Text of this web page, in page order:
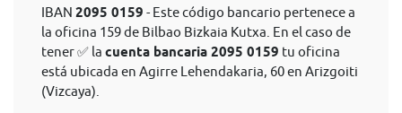
IBAN 2095 0159 - Este código bancario pertenece a
la oficina 159 de Bilbao Bizkaia Kutxa. En el caso de
tener ✅ la cuenta bancaria 2095 0159 tu oficina
está ubicada en Agirre Lehendakaria, 60 en Arizgoiti
(Vizcaya).